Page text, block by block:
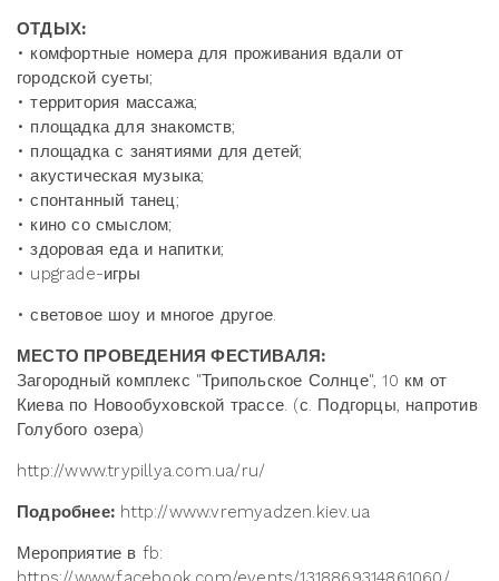
ОТДЫХ:
• комфортные номера для проживания вдали от
городской суеты;
• территория массажа;
• площадка для знакомств;
• площадка с занятиями для детей;
• акустическая музыка;
• спонтанный танец;
• кино со смыслом;
• здоровая еда и напитки;
• upgrade-игры
• световое шоу и многое другое.
МЕСТО ПРОВЕДЕНИЯ ФЕСТИВАЛЯ:
Загородный комплекс "Трипольское Солнце", 10 км от
Киева по Новообуховской трассе. (с. Подгорцы, напротив
Голубого озера)
http://www.trypillya.com.ua/ru/
Подробнее: http://www.vremyadzen.kiev.ua
Мероприятие в fb: